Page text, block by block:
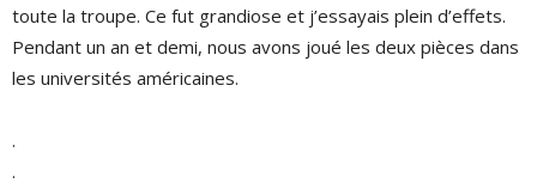
toute la troupe. Ce fut grandiose et j’essayais plein d’effets.
Pendant un an et demi, nous avons joué les deux pièces dans
les universités américaines.
.
.